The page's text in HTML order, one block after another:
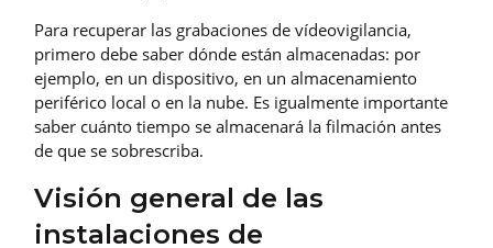
Para recuperar las grabaciones de vídeovigilancia,
primero debe saber dónde están almacenadas: por
ejemplo, en un dispositivo, en un almacenamiento
periférico local o en la nube. Es igualmente importante
saber cuánto tiempo se almacenará la filmación antes
de que se sobrescriba.
Visión general de las
instalaciones de